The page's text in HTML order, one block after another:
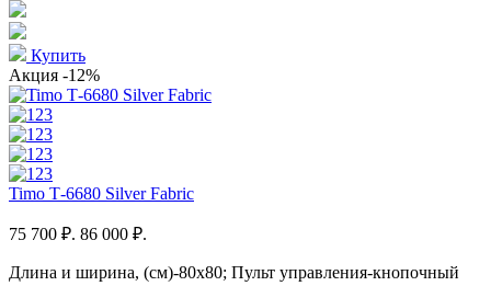
Купить
Акция -12%
Timo Т-6680 Silver Fabric
75 700 ₽. 86 000 ₽.
Длина и ширина, (см)-80x80; Пульт управления-кнопочный